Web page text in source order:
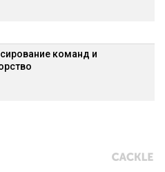
команд и